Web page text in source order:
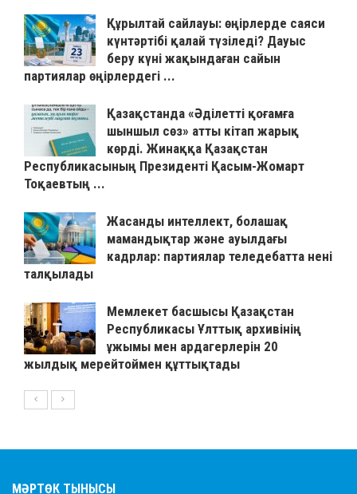
Құрылтай сайлауы: өңірлерде саяси
күнтәртібі қалай түзіледі? Дауыс
беру күні жақындаған сайын
партиялар өңірлердегі ...
Қазақстанда «Әділетті қоғамға
шыншыл сөз» атты кітап жарық
көрді. Жинаққа Қазақстан
Республикасының Президенті Қасым-Жомарт
Тоқаевтың ...
Жасанды интеллект, болашақ
мамандықтар және ауылдағы
кадрлар: партиялар теледебатта нені
талқылады
Мемлекет басшысы Қазақстан
Республикасы Ұлттық архивінің
ұжымы мен ардагерлерін 20
жылдық мерейтоймен құттықтады
МӘРТӨК ТЫНЫСЫ